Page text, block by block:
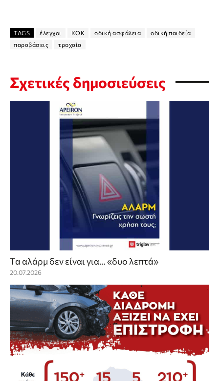
TAGS έλεγχοι ΚΟΚ οδική ασφάλεια
οδική παιδεία
παραβάσεις
τροχαία
Σχετικές δημοσιεύσεις
Τα αλάρμ δεν είναι για… «δυο λεπτά»
20.07.2026